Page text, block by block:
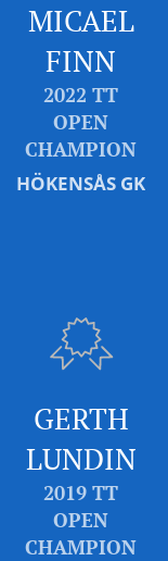
MICAEL
FINN
2022 TT
OPEN
CHAMPION
HÖKENSÅS GK
GERTH
LUNDIN
2019 TT
OPEN
CHAMPION